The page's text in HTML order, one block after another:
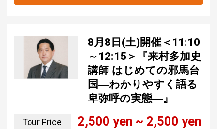
8月8日(土)開催＜11:10
～12:15＞『来村多加史
講師 はじめての邪馬台
国―わかりやすく語る
卑弥呼の実態―』
Tour Price 2,500 yen ~ 2,500 yen